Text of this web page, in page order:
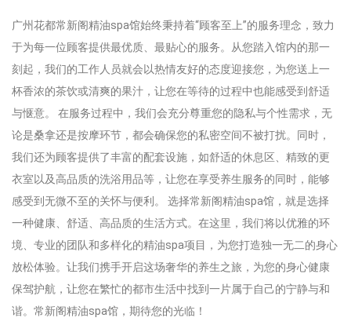
于为每一位顾客提供最优质、最贴心的服务。从您踏入馆内的那一
刻起，我们的工作人员就会以热情友好的态度迎接您，为您送上一
杯香浓的茶饮或清爽的果汁，让您在等待的过程中也能感受到舒适
与惬意。 在服务过程中，我们会充分尊重您的隐私与个性需求，无
论是桑拿还是按摩环节，都会确保您的私密空间不被打扰。同时，
我们还为顾客提供了丰富的配套设施，如舒适的休息区、精致的更
衣室以及高品质的洗浴用品等，让您在享受养生服务的同时，能够
感受到无微不至的关怀与便利。 选择常新阁精油spa馆，就是选择
一种健康、舒适、高品质的生活方式。在这里，我们将以优雅的环
境、专业的团队和多样化的精油spa项目，为您打造独一无二的身心
放松体验。让我们携手开启这场奢华的养生之旅，为您的身心健康
保驾护航，让您在繁忙的都市生活中找到一片属于自己的宁静与和
谐。常新阁精油spa馆，期待您的光临！